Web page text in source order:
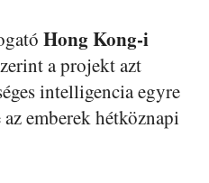
Hong Kong-i
a projekt azt
intelligencia egyre
emberek hétköznapi